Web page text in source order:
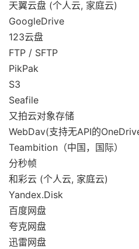
天翼云盘 (个人云, 家庭云)
GoogleDrive
123云盘
FTP / SFTP
PikPak
S3
Seafile
又拍云对象存储
WebDav(支持无API的
Teambition（中国，国际）
分秒帧
和彩云 (个人云, 家庭云)
Yandex.Disk
百度网盘
夸克网盘
迅雷网盘